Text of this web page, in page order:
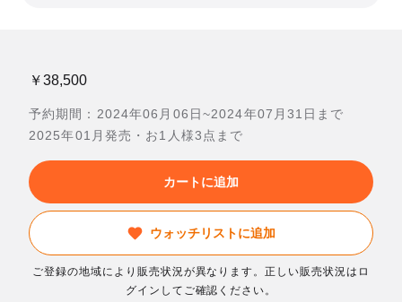
￥38,500
予約期間：2024年06月06日~2024年07月31日まで
2025年01月発売・お1人様3点まで
カートに追加
ウォッチリストに追加
ご登録の地域により販売状況が異なります。正しい販売状況はロ
グインしてご確認ください。